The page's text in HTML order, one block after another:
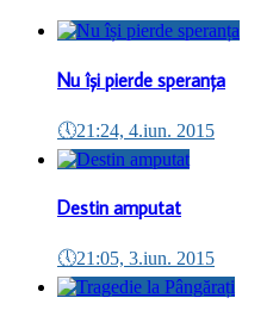
Nu își pierde speranța
🕔21:24, 4.iun. 2015
Destin amputat
🕔21:05, 3.iun. 2015